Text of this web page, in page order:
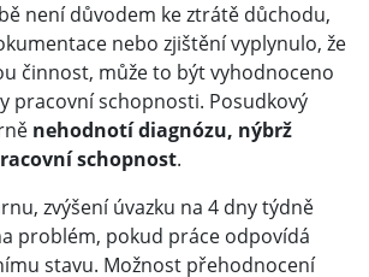
není důvodem ke ztrátě důchodu,
nebo zjištění vyplynulo, že
činnost, může to být vyhodnoceno
pracovní schopnosti. Posudkový
nehodnotí diagnózu, nýbrž
schopnost.
zvýšení úvazku na 4 dny týdně
problém, pokud práce odpovídá
stavu. Možnost přehodnocení